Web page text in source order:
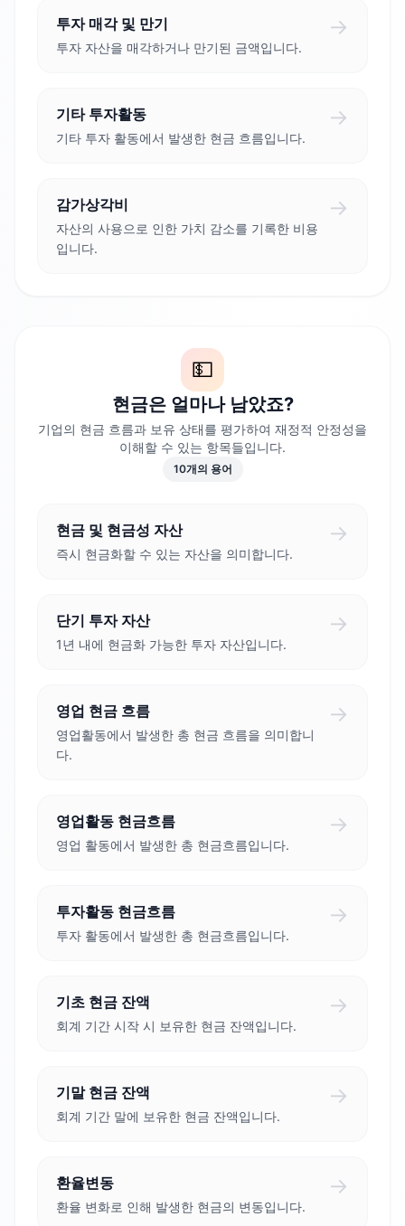
투자 매각 및 만기
투자 자산을 매각하거나 만기된 금액입니다.
→
기타 투자활동
기타 투자 활동에서 발생한 현금 흐름입니다.
→
감가상각비
자산의 사용으로 인한 가치 감소를 기록한 비용
입니다.
→
💵
현금은 얼마나 남았죠?
기업의 현금 흐름과 보유 상태를 평가하여 재정적 안정성을
이해할 수 있는 항목들입니다.
10개의 용어
현금 및 현금성 자산
즉시 현금화할 수 있는 자산을 의미합니다.
→
단기 투자 자산
1년 내에 현금화 가능한 투자 자산입니다.
→
영업 현금 흐름
영업활동에서 발생한 총 현금 흐름을 의미합니
다.
→
영업활동 현금흐름
영업 활동에서 발생한 총 현금흐름입니다.
→
투자활동 현금흐름
투자 활동에서 발생한 총 현금흐름입니다.
→
기초 현금 잔액
회계 기간 시작 시 보유한 현금 잔액입니다.
→
기말 현금 잔액
회계 기간 말에 보유한 현금 잔액입니다.
→
환율변동
환율 변화로 인해 발생한 현금의 변동입니다.
→